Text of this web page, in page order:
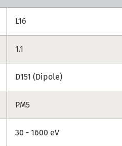
L16
1.1
D151 (Dipole)
PM5
30 - 1600 eV